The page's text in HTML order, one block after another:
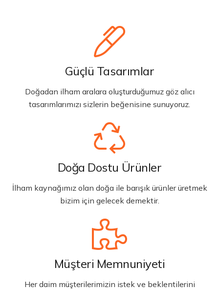
Güçlü Tasarımlar
Doğadan ilham aralara oluşturduğumuz göz alıcı
tasarımlarımızı sizlerin beğenisine sunuyoruz.
Doğa Dostu Ürünler
İlham kaynağımız olan doğa ile barışık ürünler üretmek
bizim için gelecek demektir.
Müşteri Memnuniyeti
Her daim müşterilerimizin istek ve beklentilerini